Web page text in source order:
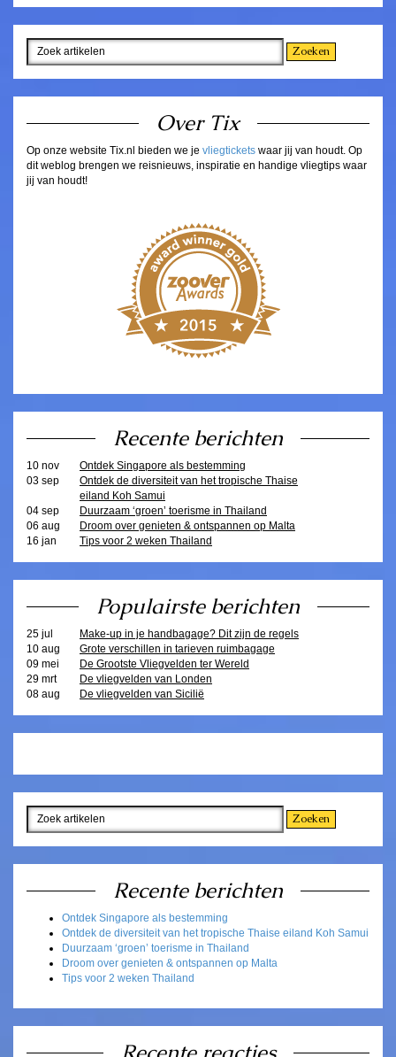
Over Tix
Op onze website Tix.nl bieden we je vliegtickets waar jij van houdt. Op
dit weblog brengen we reisnieuws, inspiratie en handige vliegtips waar
jij van houdt!
Recente berichten
10 nov
Ontdek Singapore als bestemming
03 sep
Ontdek de diversiteit van het tropische Thaise
eiland Koh Samui
04 sep
Duurzaam ‘groen’ toerisme in Thailand
06 aug
Droom over genieten & ontspannen op Malta
16 jan
Tips voor 2 weken Thailand
Populairste berichten
25 jul
Make-up in je handbagage? Dit zijn de regels
10 aug
Grote verschillen in tarieven ruimbagage
09 mei
De Grootste Vliegvelden ter Wereld
29 mrt
De vliegvelden van Londen
08 aug
De vliegvelden van Sicilië
Recente berichten
Ontdek Singapore als bestemming
Ontdek de diversiteit van het tropische Thaise eiland Koh Samui
Duurzaam ‘groen’ toerisme in Thailand
Droom over genieten & ontspannen op Malta
Tips voor 2 weken Thailand